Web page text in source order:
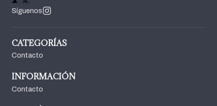
Síguenos
CATEGORÍAS
Contacto
INFORMACIÓN
Contacto